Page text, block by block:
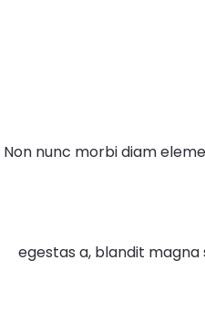
Non nunc morbi diam
egestas a, blandit